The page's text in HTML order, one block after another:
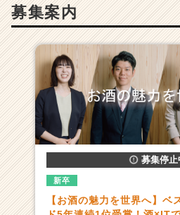
ワ
ー
ド
5
年
連
続
1
位
×
募集案内
募集停止
新卒
【お酒の魅力を世界へ】ベ